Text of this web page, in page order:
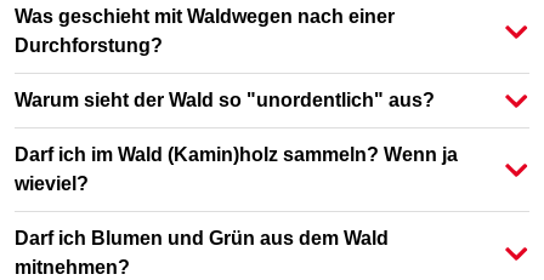
Was geschieht mit Waldwegen nach einer
Durchforstung?
Warum sieht der Wald so "unordentlich" aus?
Darf ich im Wald (Kamin)holz sammeln? Wenn ja
wieviel?
Darf ich Blumen und Grün aus dem Wald
mitnehmen?